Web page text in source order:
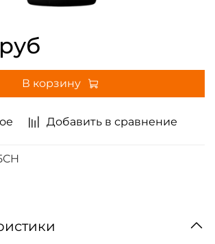
Добавить в сравнение
В корзину